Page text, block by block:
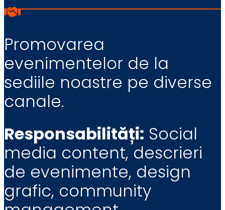
Promovarea
evenimentelor de la
sediile noastre pe diverse
canale.
Responsabilități: Social
media content, descrieri
de evenimente, design
grafic, community